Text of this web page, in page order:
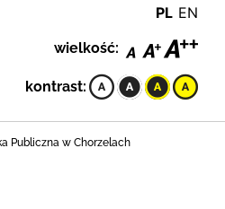
PL EN
wielkość:
kontrast:
Publiczna w Chorzelach